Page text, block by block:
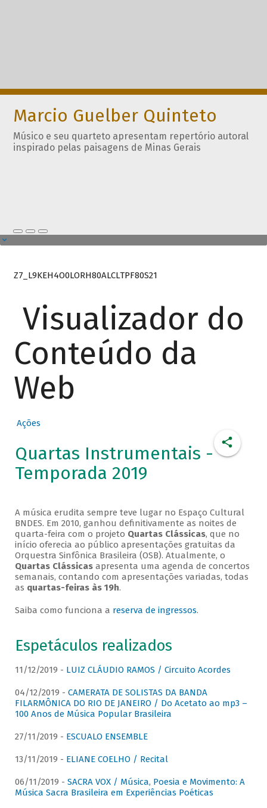
Marcio Guelber Quinteto
Músico e seu quarteto apresentam repertório autoral
inspirado pelas paisagens de Minas Gerais
Z7_L9KEH4O0LORH80ALCLTPF80S21
Visualizador do
Conteúdo da
Web
Ações
Quartas Instrumentais -
Temporada 2019
A música erudita sempre teve lugar no Espaço Cultural
BNDES. Em 2010, ganhou definitivamente as noites de
quarta-feira com o projeto Quartas Clássicas, que no
início oferecia ao público apresentações gratuitas da
Orquestra Sinfônica Brasileira (OSB). Atualmente, o
Quartas Clássicasapresenta uma agenda de concertos
semanais, contando com apresentações variadas, todas
as quartas-feiras às 19h.
Saiba como funciona a reserva de ingressos.
Espetáculos realizados
11/12/2019 - LUIZ CLÁUDIO RAMOS / Circuito Acordes
04/12/2019 - CAMERATA DE SOLISTAS DA BANDA
FILARMÔNICA DO RIO DE JANEIRO / Do Acetato ao mp3 –
100 Anos de Música Popular Brasileira
27/11/2019 - ESCUALO ENSEMBLE
13/11/2019 - ELIANE COELHO / Recital
06/11/2019 - SACRA VOX / Música, Poesia e Movimento: A
Música Sacra Brasileira em Experiências Poéticas